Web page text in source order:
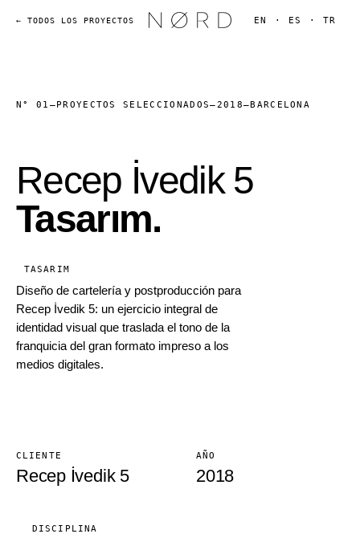
← TODOS LOS PROYECTOS EN · ES · TR
N° 01 —PROYECTOS SELECCIONADOS—2018—BARCELONA
Recep İvedik 5
Tasarım.
TASARIM
Diseño de cartelería y postproducción para
Recep İvedik 5: un ejercicio integral de
identidad visual que traslada el tono de la
franquicia del gran formato impreso a los
medios digitales.
CLIENTE
Recep İvedik 5
AÑO
2018
DISCIPLINA